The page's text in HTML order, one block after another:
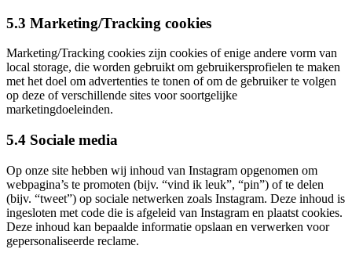
5.3 Marketing/Tracking cookies
Marketing/Tracking cookies zijn cookies of enige andere vorm van
local storage, die worden gebruikt om gebruikersprofielen te maken
met het doel om advertenties te tonen of om de gebruiker te volgen
op deze of verschillende sites voor soortgelijke
marketingdoeleinden.
5.4 Sociale media
Op onze site hebben wij inhoud van Instagram opgenomen om
webpagina’s te promoten (bijv. “vind ik leuk”, “pin”) of te delen
(bijv. “tweet”) op sociale netwerken zoals Instagram. Deze inhoud is
ingesloten met code die is afgeleid van Instagram en plaatst cookies.
Deze inhoud kan bepaalde informatie opslaan en verwerken voor
gepersonaliseerde reclame.